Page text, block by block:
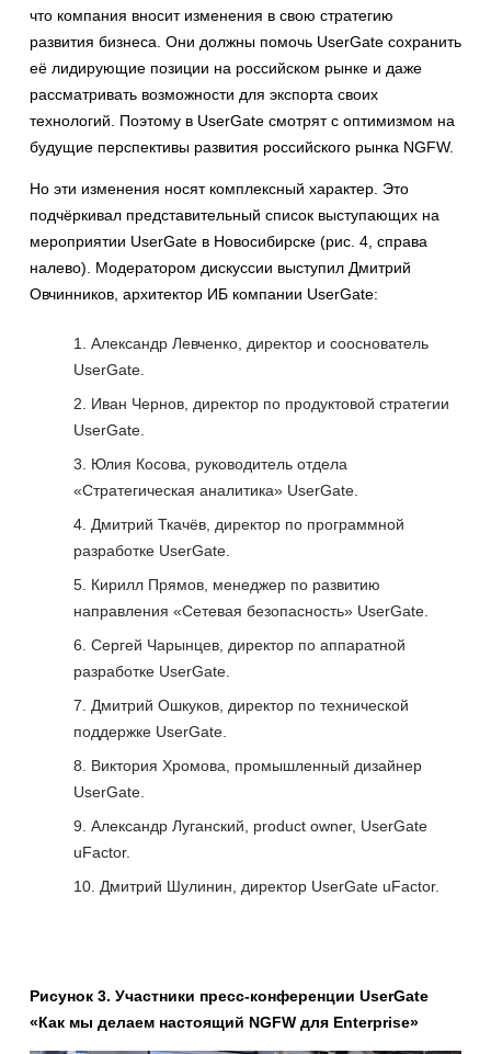
что компания вносит изменения в свою стратегию
развития бизнеса. Они должны помочь UserGate сохранить
её лидирующие позиции на российском рынке и даже
рассматривать возможности для экспорта своих
технологий. Поэтому в UserGate смотрят с оптимизмом на
будущие перспективы развития российского рынка NGFW.
Но эти изменения носят комплексный характер. Это
подчёркивал представительный список выступающих на
мероприятии UserGate в Новосибирске (рис. 4, справа
налево). Модератором дискуссии выступил Дмитрий
Овчинников, архитектор ИБ компании UserGate:
Александр Левченко, директор и сооснователь
UserGate.
Иван Чернов, директор по продуктовой стратегии
UserGate.
Юлия Косова, руководитель отдела
«Стратегическая аналитика» UserGate.
Дмитрий Ткачёв, директор по программной
разработке UserGate.
Кирилл Прямов, менеджер по развитию
направления «Сетевая безопасность» UserGate.
Сергей Чарынцев, директор по аппаратной
разработке UserGate.
Дмитрий Ошкуков, директор по технической
поддержке UserGate.
Виктория Хромова, промышленный дизайнер
UserGate.
Александр Луганский, product owner, UserGate
uFactor.
Дмитрий Шулинин, директор UserGate uFactor.
Рисунок 3. Участники пресс-конференции UserGate
«Как мы делаем настоящий NGFW для Enterprise»